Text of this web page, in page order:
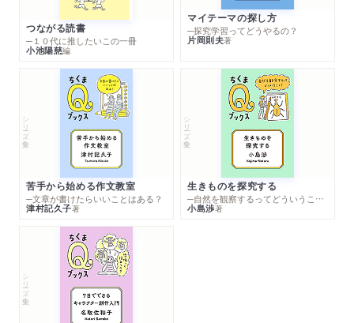
つながる読書
─１０代に推したいこの一冊
小池陽慈編
マイテーマの探し方
─探究学習ってどうやるの？
片岡則夫著
シリーズ・全集
苦手から始める作文教室
─文章が書けたらいいことはある？
津村記久子著
シリーズ・全集
生きものを探究する
─自然を観察するってどういうこと？
小島渉著
シリーズ・全集